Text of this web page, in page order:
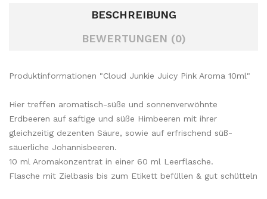
BESCHREIBUNG
BEWERTUNGEN (0)
Produktinformationen "Cloud Junkie Juicy Pink Aroma 10ml"
Hier treffen aromatisch-süße und sonnenverwöhnte
Erdbeeren auf saftige und süße Himbeeren mit ihrer
gleichzeitig dezenten Säure, sowie auf erfrischend süß-
säuerliche Johannisbeeren.
10 ml Aromakonzentrat in einer 60 ml Leerflasche.
Flasche mit Zielbasis bis zum Etikett befüllen & gut schütteln